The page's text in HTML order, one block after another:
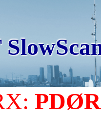
PDØR